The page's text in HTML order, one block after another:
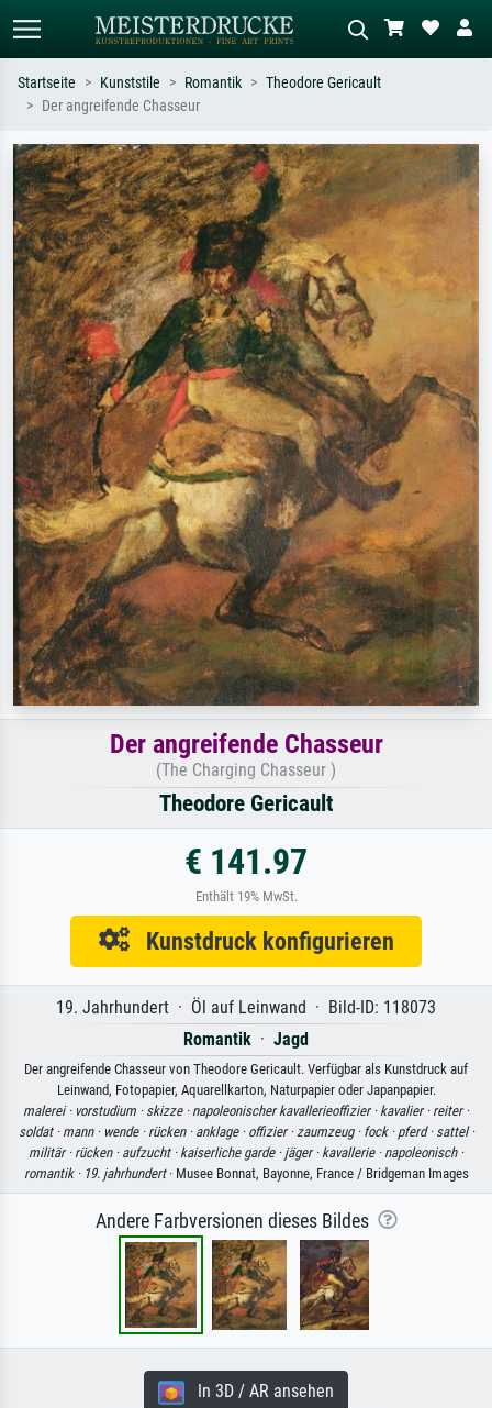
Suchen Sie nach Künstlern, Werktiteln
oder Stilen – z.B. Monet,
Sternennacht, Impressionismus, Welle
Hokusai, Akt.
Beschreiben Sie die Szene – z.B. Grüne
Wiese, Abstrakt mit viel Rot, Dunkles
Ölgemälde, Stehender Akt neben einem
Baum.
Startseite Kunststile Romantik
Theodore Gericault
Der angreifende Chasseur
Der angreifende Chasseur
(The Charging Chasseur )
Theodore Gericault
€ 141.97
Enthält 19% MwSt.
Kunstdruck konfigurieren
19. Jahrhundert · Öl auf Leinwand · Bild-ID: 118073
Romantik · Jagd
Der angreifende Chasseur von Theodore Gericault. Verfügbar als Kunstdruck auf
Leinwand, Fotopapier, Aquarellkarton, Naturpapier oder Japanpapier.
malerei · vorstudium · skizze · napoleonischer kavallerieoffizier · kavalier · reiter ·
soldat · mann · wende · rücken · anklage · offizier · zaumzeug · fock · pferd · sattel ·
militär · rücken · aufzucht · kaiserliche garde · jäger · kavallerie · napoleonisch ·
romantik · 19. jahrhundert· Musee Bonnat, Bayonne, France / Bridgeman Images
Andere Farbversionen dieses Bildes
In 3D / AR ansehen